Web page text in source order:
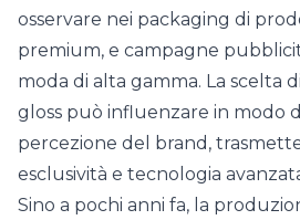
osservare nei packaging di
premium, e campagne
moda di alta gamma. La scelta
gloss può influenzare in modo
percezione del brand,
esclusività e tecnologia
Sino a pochi anni fa, la